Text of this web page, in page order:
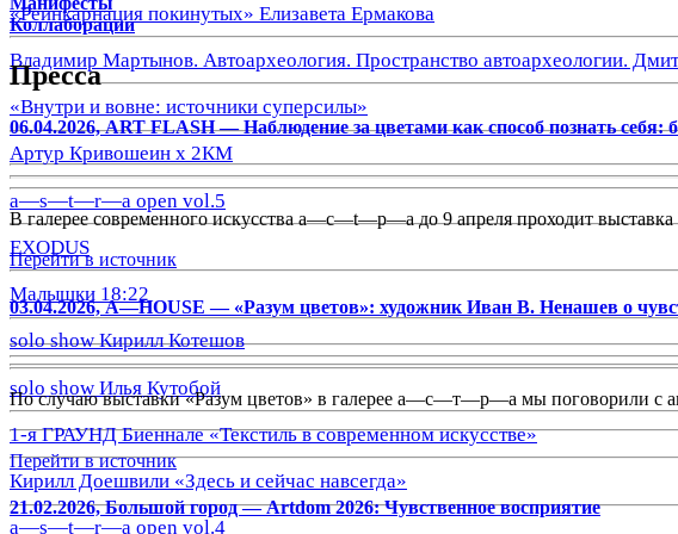
«Реинкарнация покинутых» Елизавета Ермакова
Владимир Мартынов. Автоархеология. Пространство автоархеологии.
«Внутри и вовне: источники суперсилы»
Артур Кривошеин х 2КМ
a—s—t—r—a open vol.5
EXODUS
Малышки 18:22
solo show Кирилл Котешов
solo show Илья Кутобой
1-я ГРАУНД Биеннале «Текстиль в современном искусстве»
Кирилл Доешвили «Здесь и сейчас навсегда»
a—s—t—r—a open vol.4
Коллаборации
Пресса
06.04.2026, ART FLASH — Наблюдение за цветами как способ познать
В галерее современного искусства a—с—t—р—а до 9 апреля проходит
Перейти в источник
03.04.2026, A—HOUSE — «Разум цветов»: художник Иван В. Ненашев о
По случаю выставки «Разум цветов» в галерее a—с—т—р—a мы поговорили с
Перейти в источник
21.02.2026, Большой город — Artdom 2026: Чувственное восприятие